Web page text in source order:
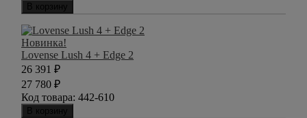
В корзину
Новинка!
Lovense Lush 4 + Edge 2
26 391 ₽
27 780 ₽
Код товара: 442-610
В корзину